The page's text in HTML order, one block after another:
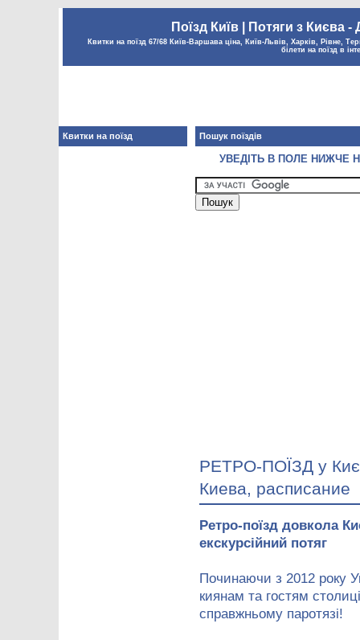
Поїзд Київ | Потяги з Києва -
Квитки на поїзд 67/68 Київ-Варшава ціна, Київ-Львів, Харків, Рівне,
білети на поїзд в
Пошук поїздів
УВЕДІТЬ В ПОЛЕ НИЖЧЕ
РЕТРО-ПОЇЗД у
Киева, расписание
Ретро-поїзд довкола
екскурсійний потяг
Починаючи з 2012 року
киянам та гостям
справжньому паротязі!
Квитки на поїзд